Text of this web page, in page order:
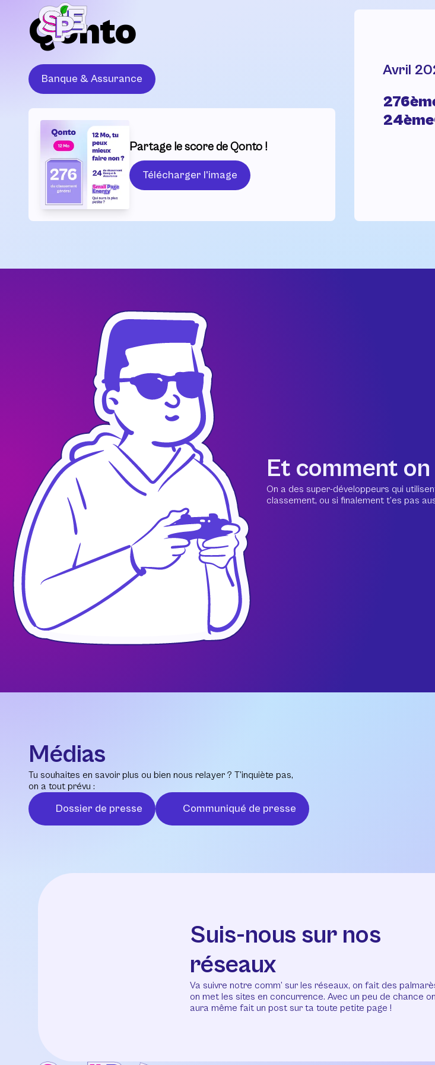
Qonto
Banque & Assurance
Partage le score de Qonto !
Télécharger l'image
Avril
24ème
Et comment
On a des super-développeurs qui
classement, ou si finalement t’es pas
Médias
Tu souhaites en savoir plus ou bien nous relayer ? T’inquiète pas,
on a tout prévu :
Dossier de presse Communiqué de presse
Suis-nous sur nos
réseaux
Va suivre notre comm’ sur les réseaux, on fait des
on met les sites en concurrence. Avec un peu de chance on
aura même fait un post sur ta toute petite page !